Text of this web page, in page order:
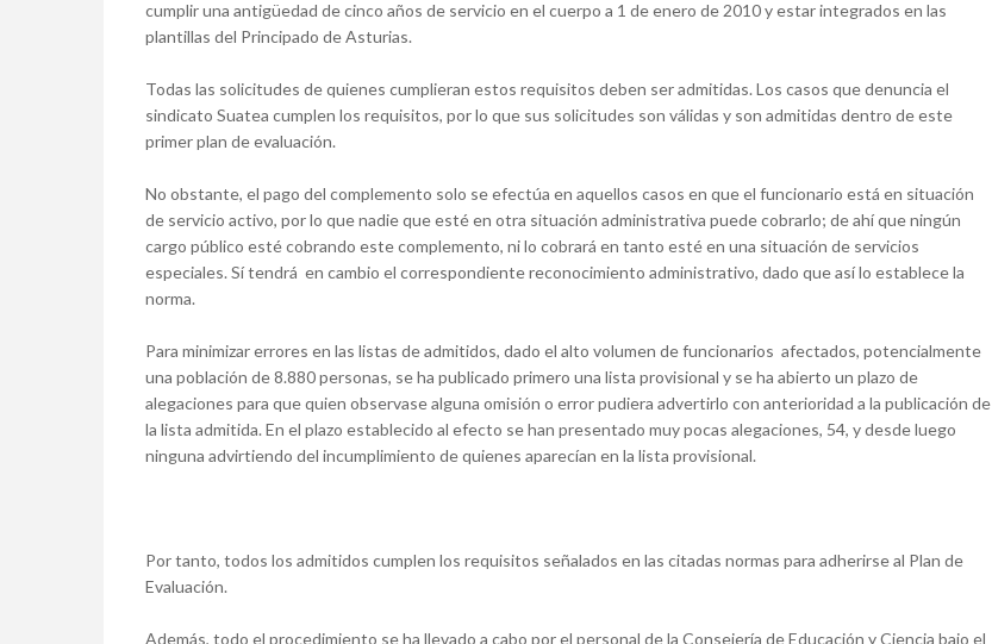
cumplir una antigüedad de cinco años de servicio en el cuerpo a 1 de enero de 2010 y estar integrados en las
plantillas del Principado de Asturias.
Todas las solicitudes de quienes cumplieran estos requisitos deben ser admitidas. Los casos que denuncia el
sindicato Suatea cumplen los requisitos, por lo que sus solicitudes son válidas y son admitidas dentro de este
primer plan de evaluación.
No obstante, el pago del complemento solo se efectúa en aquellos casos en que el funcionario está en situación
de servicio activo, por lo que nadie que esté en otra situación administrativa puede cobrarlo; de ahí que ningún
cargo público esté cobrando este complemento, ni lo cobrará en tanto esté en una situación de servicios
especiales. Sí tendrá en cambio el correspondiente reconocimiento administrativo, dado que así lo establece la
norma.
Para minimizar errores en las listas de admitidos, dado el alto volumen de funcionarios afectados, potencialmente
una población de 8.880 personas, se ha publicado primero una lista provisional y se ha abierto un plazo de
alegaciones para que quien observase alguna omisión o error pudiera advertirlo con anterioridad a la publicación de
la lista admitida. En el plazo establecido al efecto se han presentado muy pocas alegaciones, 54, y desde luego
ninguna advirtiendo del incumplimiento de quienes aparecían en la lista provisional.
Por tanto, todos los admitidos cumplen los requisitos señalados en las citadas normas para adherirse al Plan de
Evaluación.
Además, todo el procedimiento se ha llevado a cabo por el personal de la Consejería de Educación y Ciencia bajo el